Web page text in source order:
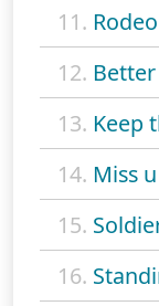
11. Rodeo
12.
13. Keep
14. Miss
15.
16.